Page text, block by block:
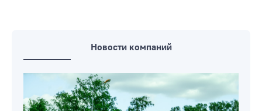
Новости компаний